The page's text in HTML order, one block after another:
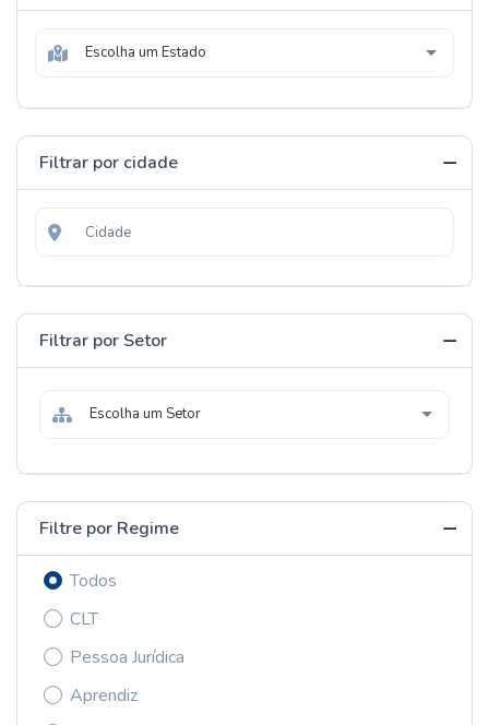
Escolha um Estado
Filtrar por cidade
Filtrar por Setor
Escolha um Setor
Filtre por Regime
Todos
CLT
Pessoa Jurídica
Aprendiz